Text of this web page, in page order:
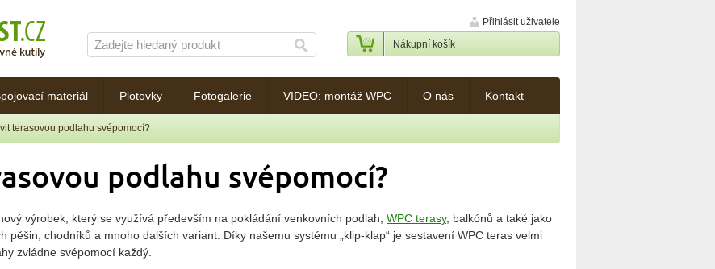
materiál Plotovky Fotogalerie VIDEO: montáž WPC O nás Kontakt
Přihlásit uživatele
Nákupní košík
terasovou podlahu svépomocí?
podlahu svépomocí?
výrobek, který se využívá především na pokládání venkovních podlah, WPC terasy, balkónů a také jako
pěšin, chodníků a mnoho dalších variant. Díky našemu systému „klip-klap“ je sestavení WPC teras velmi
zvládne svépomocí každý.